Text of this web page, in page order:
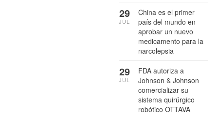
China es el primer
país del mundo en
aprobar un nuevo
medicamento para la
narcolepsia
29
JUL
FDA autoriza a
Johnson & Johnson
comercializar su
sistema quirúrgico
robótico OTTAVA
29
JUL